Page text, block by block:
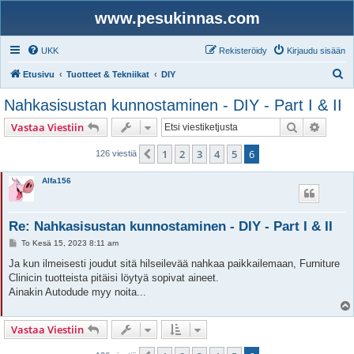
www.pesukinnas.com
UKK Kirjaudu sisään
Rekisteröidy
Etusivu Tuotteet & Tekniikat DIY
Nahkasisustan kunnostaminen - DIY - Part I & II
Vastaa Viestiin Etsi
126 viestiä Edellinen
1 2 3 4 5 6
Alfa156
Re: Nahkasisustan kunnostaminen - DIY - Part I & II
V
e
t
i
To Kesä 15, 2023 8:11 am
Ja kun ilmeisesti joudut sitä hilseilevää nahkaa paikkailemaan, Furniture
Clinicin tuotteista pitäisi löytyä sopivat aineet.
Ainakin Autodude myy noita...
l
Vastaa Viestiin